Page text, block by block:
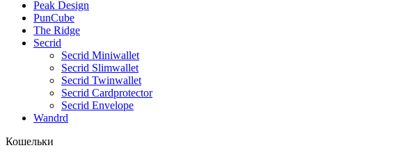
Peak Design
PunCube
The Ridge
Secrid
Secrid Miniwallet
Secrid Slimwallet
Secrid Twinwallet
Secrid Cardprotector
Secrid Envelope
Wandrd
Кошельки